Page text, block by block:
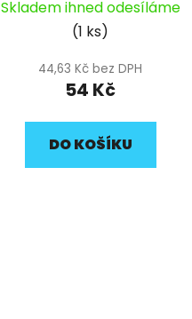
pravá 13x10.5x12.2
odrážedlo YCF
Skladem ihned odesíláme
(1 ks)
44,63 Kč bez DPH
54 Kč
DO KOŠÍKU